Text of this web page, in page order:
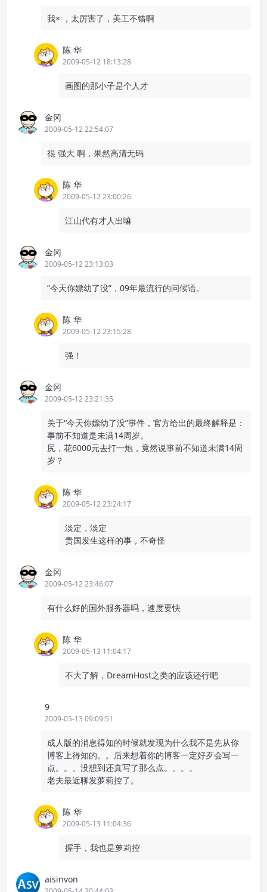
我× ，太厉害了，美工不错啊
陈 华
2009-05-12 18:13:28
画图的那小子是个人才
金冈
2009-05-12 22:54:07
很 强大 啊，果然高清无码
陈 华
2009-05-12 23:00:26
江山代有才人出嘛
金冈
2009-05-12 23:13:03
“今天你嫖幼了没”，09年最流行的问候语。
陈 华
2009-05-12 23:15:28
强！
金冈
2009-05-12 23:21:35
关于“今天你嫖幼了没”事件，官方给出的最终解释是：
事前不知道是未满14周岁。
尻，花6000元去打一炮，竟然说事前不知道未满14周
岁？
陈 华
2009-05-12 23:24:17
淡定，淡定
贵国发生这样的事，不奇怪
金冈
2009-05-12 23:46:07
有什么好的国外服务器吗，速度要快
陈 华
2009-05-13 11:04:17
不大了解，DreamHost之类的应该还行吧
9
2009-05-13 09:09:51
成人版的消息得知的时候就发现为什么我不是先从你
博客上得知的。。后来想着你的博客一定好歹会写一
点。。。没想到还真写了那么点。。。。
老夫最近聊发萝莉控了。
陈 华
2009-05-13 11:04:36
握手，我也是萝莉控
aisinvon